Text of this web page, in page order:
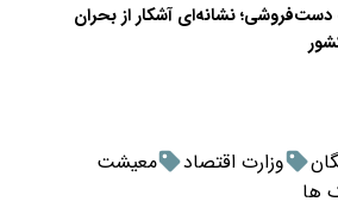
نشانه‌ای آشکار از بحران
وزارت اقتصاد
معیشت
ها